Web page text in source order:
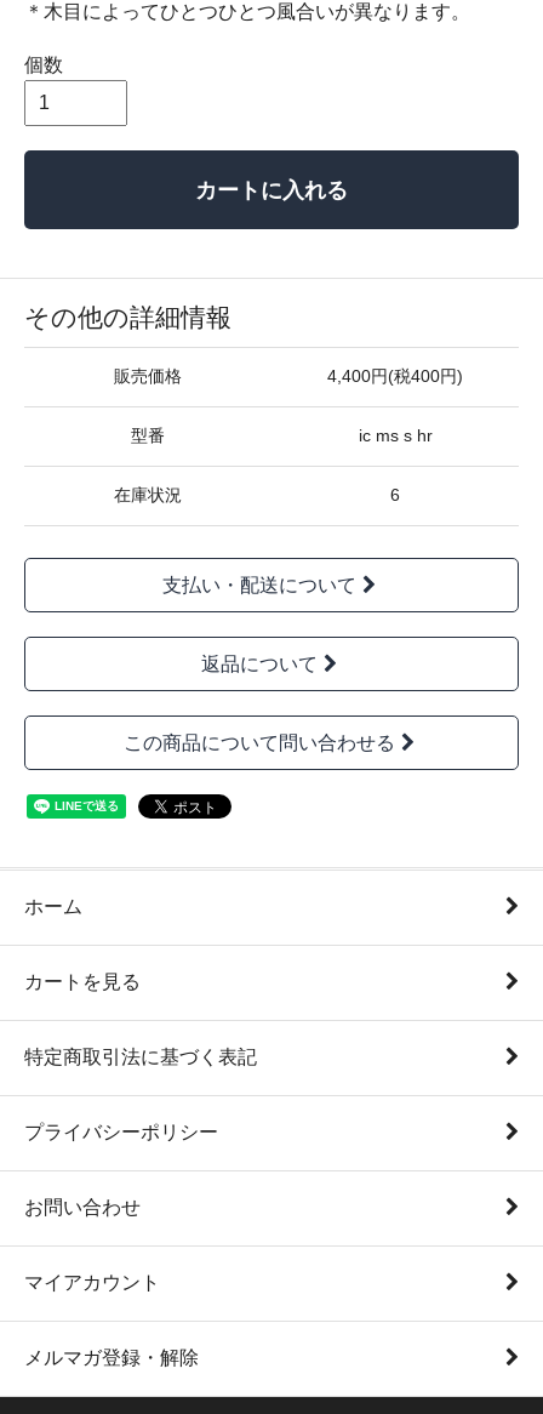
＊木目によってひとつひとつ風合いが異なります。
個数
カートに入れる
その他の詳細情報
販売価格 4,400円(税400円)
型番 ic ms s hr
在庫状況 6
支払い・配送について
返品について
この商品について問い合わせる
ホーム
カートを見る
特定商取引法に基づく表記
プライバシーポリシー
お問い合わせ
マイアカウント
メルマガ登録・解除